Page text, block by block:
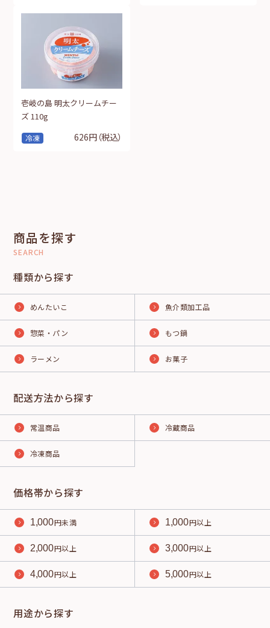
冷凍
壱岐の島 明太クリームチー
ズ 110g
626円（税込）
商品を探す
SEARCH
種類から探す
めんたいこ 魚介類加工品
惣菜・パン もつ鍋
ラーメン お菓子
配送方法から探す
常温商品 冷蔵商品
冷凍商品
価格帯から探す
1,000円未満 1,000円以上
2,000円以上 3,000円以上
4,000円以上 5,000円以上
用途から探す